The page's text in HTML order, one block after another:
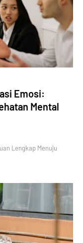
Emosi:
Mental
Lengkap Menuju